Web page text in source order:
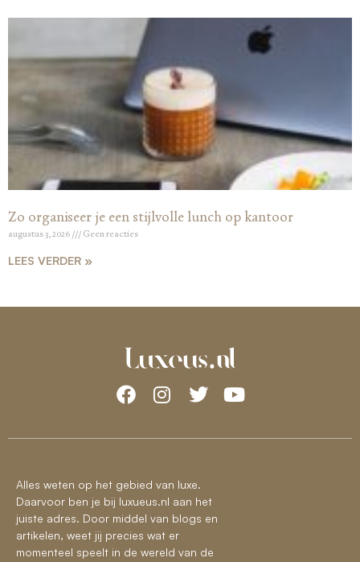
Zo organiseer je een stijlvolle lunch op kantoor
augustus 3, 2026 Geen reacties
LEES VERDER »
Alles weten op het gebied van luxe.
Daarvoor ben je bij luxueus.nl aan het
juiste adres. Door middel van blogs en
artikelen, weet jij precies wat er
momenteel speelt in de wereld van de